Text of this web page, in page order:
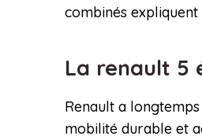
combinés
La renault 5
Renault a
mobilité durable et